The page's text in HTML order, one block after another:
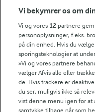
Årsrapport
FarmAhead™ Check
Andelshaverinfo:
Fødevarestyrelsens
Fødevarestyrelsens
Fødevarestyrelsens
Vi bekymrer os om
Vi og vores 12 partnere
personoplysninger, f.eks.
på din enhed. Hvis du
sporingsteknologier at
»Vi og vores partnere
vælger Afvis alle eller
de. Hvis trackere er
du ser, muligvis ikke så
vist denne menu igen for
samtykke tilbage når som